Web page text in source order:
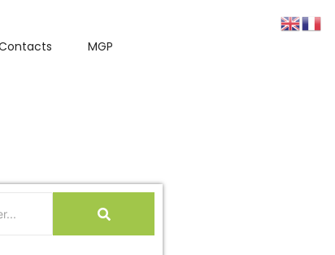
MGP
ordinaire